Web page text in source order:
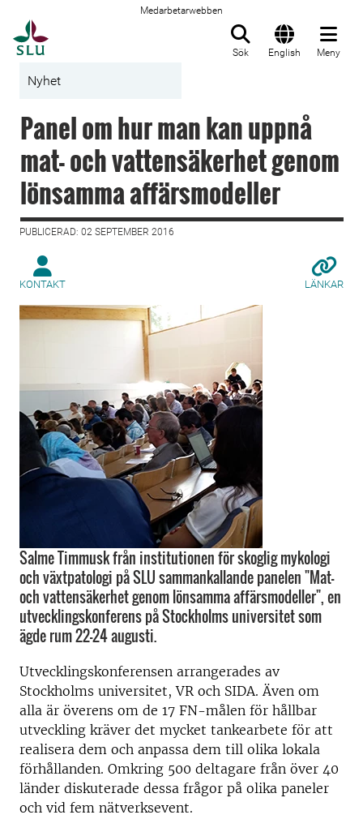
Medarbetarwebben
Sök English Meny
Nyhet
Panel om hur man kan uppnå
mat- och vattensäkerhet genom
lönsamma affärsmodeller
PUBLICERAD: 02 SEPTEMBER 2016
KONTAKT LÄNKAR
Salme Timmusk från institutionen för skoglig mykologi
och växtpatologi på SLU sammankallande panelen "Mat-
och vattensäkerhet genom lönsamma affärsmodeller", en
utvecklingskonferens på Stockholms universitet som
ägde rum 22-24 augusti.
Utvecklingskonferensen arrangerades av
Stockholms universitet, VR och SIDA. Även om
alla är överens om de 17 FN-målen för hållbar
utveckling kräver det mycket tankearbete för att
realisera dem och anpassa dem till olika lokala
förhållanden. Omkring 500 deltagare från över 40
länder diskuterade dessa frågor på olika paneler
och vid fem nätverksevent.